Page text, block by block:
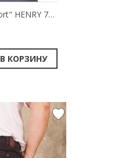
Брюки "Clab of comfort" HENRY 7100\43
В КОРЗИНУ